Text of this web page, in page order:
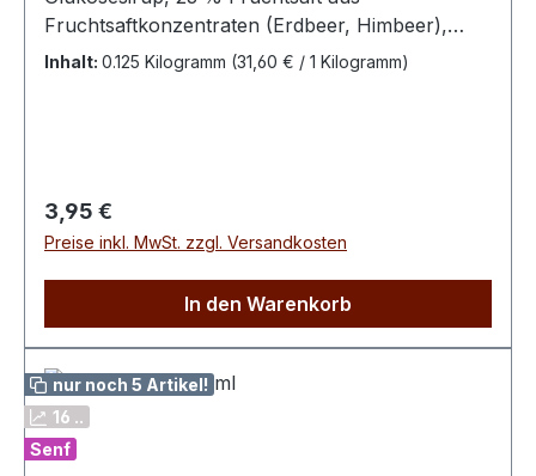
Fruchtsaftkonzentraten (Erdbeer, Himbeer),
Zucker, Gelatine, Säuerungsmittel:
0,1 g davon gesättigte Fettsäuren 0,1
gKohlenhydrate 77 g davon Zucker 44 gEiweiß 6
g Salz 0,2 g
Inhalt: 0.125 Kilogramm (31,60 € / 1 Kilogramm)
Regulärer Preis:
3,95 €
Preise inkl. MwSt. zzgl. Versandkosten
In den Warenkorb
nur noch 5 Artikel!
16 ..
Senf